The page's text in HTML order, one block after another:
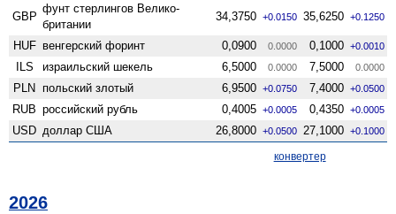
GBP
фунт стерлингов Велико­
британии
34,3750 +0.0150 35,6250 +0.1250
HUF венгерский форинт 0,0900 0.0000 0,1000 +0.0010
ILS израильский шекель 6,5000 0.0000 7,5000 0.0000
PLN польский злотый 6,9500 +0.0750 7,4000 +0.0500
RUB российский рубль 0,4005 +0.0005 0,4350 +0.0005
USD доллар США 26,8000 +0.0500 27,1000 +0.1000
конвертер
2026